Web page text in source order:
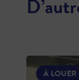
À LOUER